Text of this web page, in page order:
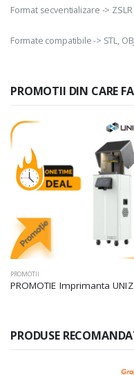
Format secventializare -> ZSLR
Formate compatibile -> STL,
PROMOTII DIN CARE
PROMOTII
PRODUSE